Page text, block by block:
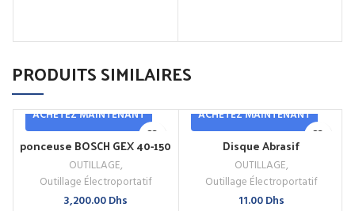
PRODUITS SIMILAIRES
ACHETEZ MAINTENANT
ponceuse BOSCH GEX 40-150
OUTILLAGE,
Outillage Électroportatif
3,200.00Dhs
ACHETEZ MAINTENANT
Disque Abrasif
OUTILLAGE,
Outillage Électroportatif
11.00Dhs